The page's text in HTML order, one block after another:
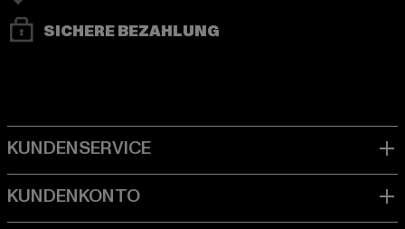
SICHERE BEZAHLUNG